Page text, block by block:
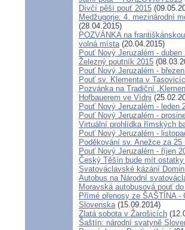
Dívčí pěší pouť 2015
Medžugorje: 4. mezinárodní
(28.04.2015)
POZVÁNKA na
volná místa(20.04.2015)
Pouť Nový Jeruzalém - duben
Železný poutník 2015
Pouť Nový Jeruzalém -
Pouť sv. Klementa v
Pozvánka na Tradiční
Hofbauerem ve Vídni
Pouť Nový Jeruzalém - leden
Pouť Nový Jeruzalém -
Virtuální prohlídka římských
Pouť Nový Jeruzalém -
Poděkování sv. Anežce za 25
Pouť Nový Jeruzalém - říjen
Český Těšín bude mít
Svatováclavské kázání
Autobus na Národní
Moravská autobusová pouť
Přímé přenosy ze ŠAŠTÍNA -
Slovenska(15.09.2014)
Zlatá sobota v Žarošicích
Šaštín: národní svatyně